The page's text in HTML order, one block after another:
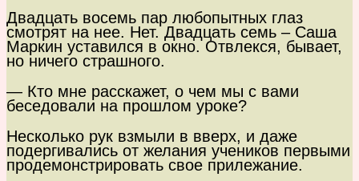
Двадцать восемь пар любопытных глаз
смотрят на нее. Нет. Двадцать семь – Саша
Маркин уставился в окно. Отвлекся, бывает,
но ничего страшного.
— Кто мне расскажет, о чем мы с вами
беседовали на прошлом уроке?
Несколько рук взмыли в вверх, и даже
подергивались от желания учеников первыми
продемонстрировать свое прилежание.